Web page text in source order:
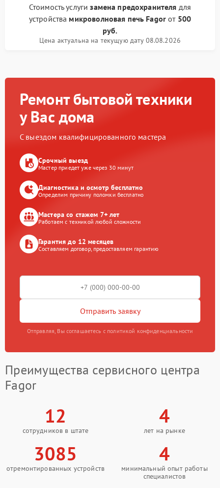
Стоимость услугизамена предохранителя для
устройства микроволновая печь Fagor от 500
руб.
Цена актуальна на текущую дату 08.08.2026
Ремонт бытовой техники
у Вас дома
С выездом квалифицированного мастера
Срочный выезд
Мастер приедет уже через 30 минут
Диагностика и осмотр бесплатно
Определим причину поломки бесплатно
Мастера со стажем 7+ лет
Работаем с техникой любой сложности
Гарантия до 12 месяцев
Составляем договор, предоставляем гарантию
Отправить заявку
Отправляя, Вы соглашаетесь с политикой конфиденциальности
Преимущества сервисного центра
Fagor
12
сотрудников в штате
4
лет на рынке
3085
отремонтированных устройств
4
минимальный опыт работы
специалистов